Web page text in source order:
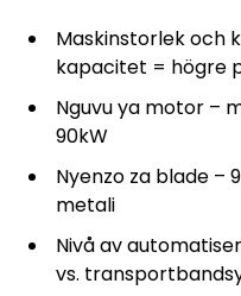
Maskinstorlek och
kapacitet = högre
Nguvu ya motor –
90kW
Nyenzo za blade –
metali
Nivå av
vs.